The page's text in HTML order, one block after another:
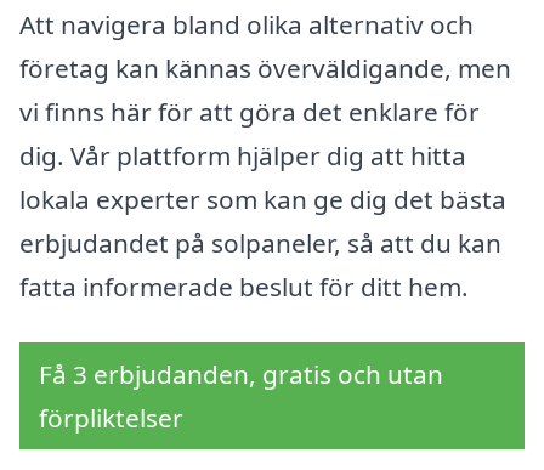
Att navigera bland olika alternativ och
företag kan kännas överväldigande, men
vi finns här för att göra det enklare för
dig. Vår plattform hjälper dig att hitta
lokala experter som kan ge dig det bästa
erbjudandet på solpaneler, så att du kan
fatta informerade beslut för ditt hem.
Få 3 erbjudanden, gratis och utan
förpliktelser